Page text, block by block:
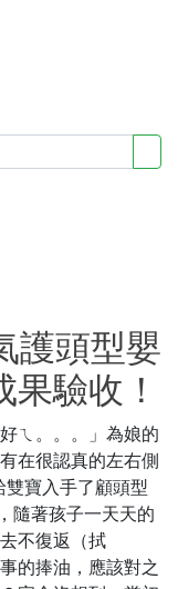
護頭型嬰
驗收！
ㄟ。。。」為娘的
在很認真的左右側
寶入手了顧頭型
隨著孩子一天天的
不復返（拭
的捧油，應該對之